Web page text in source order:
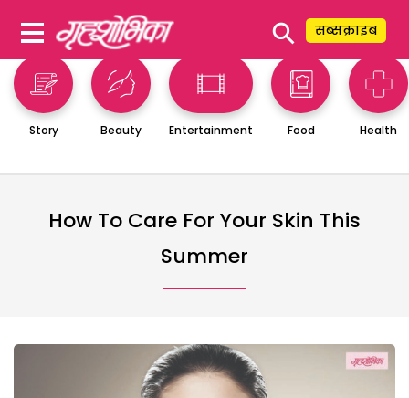
⚲ सब्सक्राइब
Story Beauty Entertainment Food Health
How To Care For Your Skin This
Summer